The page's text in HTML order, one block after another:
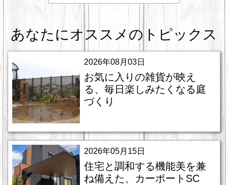
あなたにオススメのトピックス
2026年08月03日
お気に入りの雑貨が映え
る、毎日楽しみたくなる庭
づくり
2026年05月15日
住宅と調和する機能美を兼
ね備えた、カーポートSC